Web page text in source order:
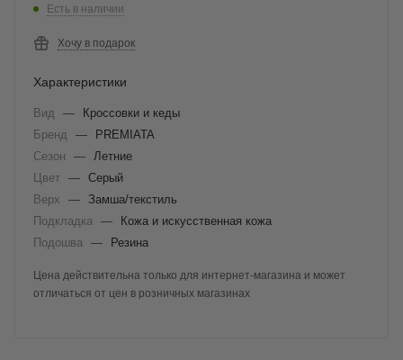
Есть в наличии
Хочу в подарок
Характеристики
Вид —
Кроссовки и кеды
Бренд
—
PREMIATA
Сезон
—
Летние
Цвет — Серый
Верх
— Замша/текстиль
Подкладка
—
Кожа и искусственная кожа
Подошва
— Резина
Цена действительна только для интернет-магазина и может
отличаться от цен в розничных магазинах